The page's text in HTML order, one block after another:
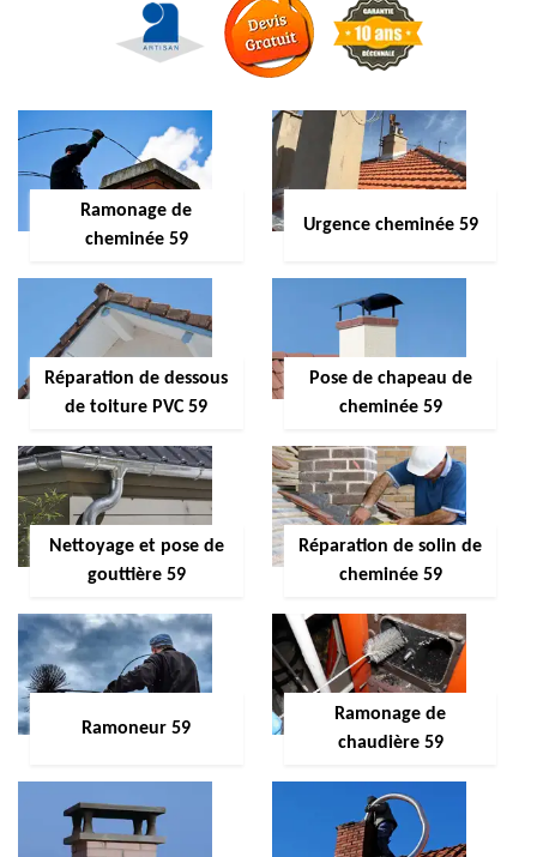
Ramonage de
cheminée 59
Urgence cheminée 59
Réparation de dessous
de toiture PVC 59
Pose de chapeau de
cheminée 59
Nettoyage et pose de
gouttière 59
Réparation de solin de
cheminée 59
Ramoneur 59
Ramonage de
chaudière 59